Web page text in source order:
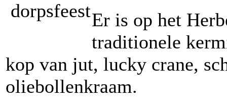
Er is op het
traditionele
kop van jut, lucky crane,
oliebollenkraam.